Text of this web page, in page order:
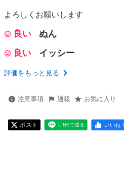
よろしくお願いします
良い
ぬん
良い
イッシー
評価をもっと見る
注意事項 通報 お気に入り
ポスト LINEで送る いいね！